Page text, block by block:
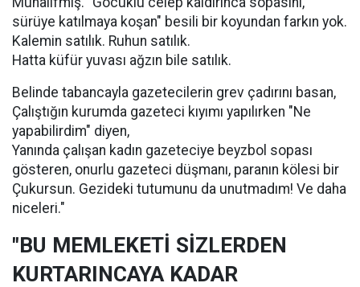
sürüye katılmaya koşan" besili bir koyundan farkın yok.
Kalemin satılık. Ruhun satılık.
Hatta küfür yuvası ağzın bile satılık.
Belinde tabancayla gazetecilerin grev çadırını basan,
Çalıştığın kurumda gazeteci kıyımı yapılırken "Ne
yapabilirdim" diyen,
Yanında çalışan kadın gazeteciye beyzbol sopası
gösteren, onurlu gazeteci düşmanı, paranın kölesi bir
Çukursun. Gezideki tutumunu da unutmadım! Ve daha
niceleri."
"BU MEMLEKETİ SİZLERDEN
KURTARINCAYA KADAR